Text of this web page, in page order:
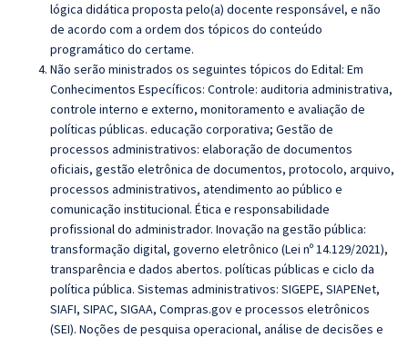
lógica didática proposta pelo(a) docente responsável, e não
de acordo com a ordem dos tópicos do conteúdo
programático do certame.
Não serão ministrados os seguintes tópicos do Edital: Em
Conhecimentos Específicos: Controle: auditoria administrativa,
controle interno e externo, monitoramento e avaliação de
políticas públicas. educação corporativa; Gestão de
processos administrativos: elaboração de documentos
oficiais, gestão eletrônica de documentos, protocolo, arquivo,
processos administrativos, atendimento ao público e
comunicação institucional. Ética e responsabilidade
profissional do administrador. Inovação na gestão pública:
transformação digital, governo eletrônico (Lei nº 14.129/2021),
transparência e dados abertos. políticas públicas e ciclo da
política pública. Sistemas administrativos: SIGEPE, SIAPENet,
SIAFI, SIPAC, SIGAA, Compras.gov e processos eletrônicos
(SEI). Noções de pesquisa operacional, análise de decisões e